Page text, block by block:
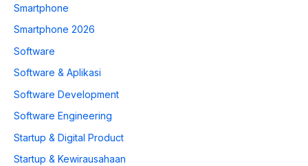
Smartphone
Smartphone 2026
Software
Software & Aplikasi
Software Development
Software Engineering
Startup & Digital Product
Startup & Kewirausahaan